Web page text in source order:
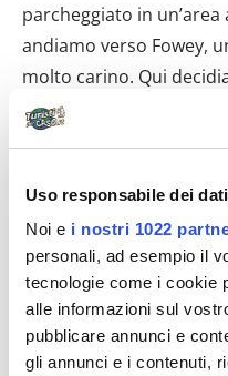
Uso responsabile dei dati
Noi e i nostri 1022
personali, ad esempio il
tecnologie come i cookie
alle informazioni sul
pubblicare annunci e
gli annunci e i contenuti,
parcheggiato in
andiamo verso Fowey,
molto carino. Qui
pausa e andiamo in una
baia di Fowey dove ci
Tea che ci servono
la giornata sembra non
stanchi per cui, il
di cercare un posto
fermiamo a 25 km da
campeggio (Meadow